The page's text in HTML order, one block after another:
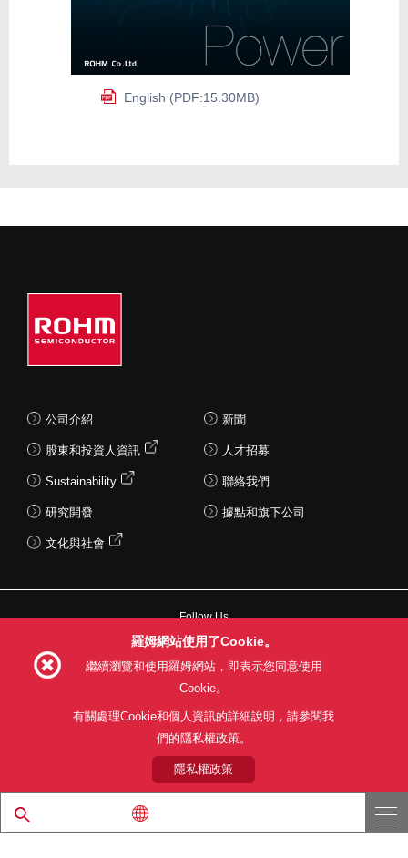
English (PDF:15.30MB)
公司介紹
股東和投資人資訊
Sustainability
研究開發
文化與社會
新聞
人才招募
聯絡我們
據點和旗下公司
Follow Us
網站使用條款 利用目的 隱私權政策
網站地圖
關於本公司產品銷售之標準條款(PDF)
© 1997 - 2026 ROHM CO., LTD. ALL RIGHTS RESERVED.
羅姆網站使用了Cookie。
繼續瀏覽和使用羅姆網站，即表示您同意使用
Cookie。
有關處理Cookie和個人資訊的詳細說明，請參閱我
們的隱私權政策。
隱私權政策